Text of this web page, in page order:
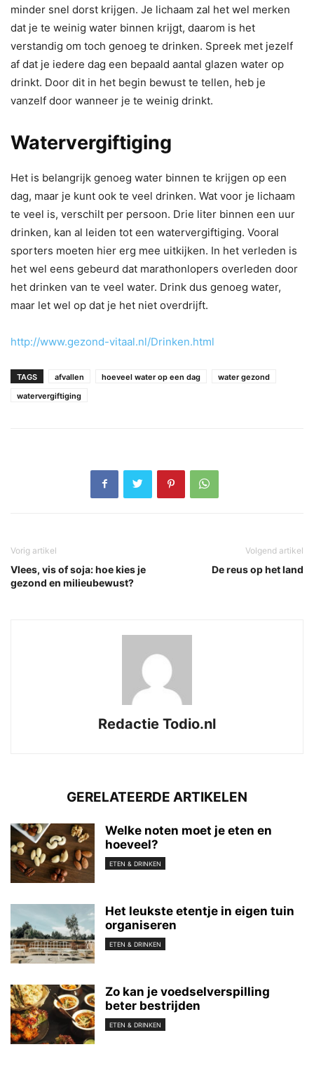
minder snel dorst krijgen. Je lichaam zal het wel merken
dat je te weinig water binnen krijgt, daarom is het
verstandig om toch genoeg te drinken. Spreek met jezelf
af dat je iedere dag een bepaald aantal glazen water op
drinkt. Door dit in het begin bewust te tellen, heb je
vanzelf door wanneer je te weinig drinkt.
Watervergiftiging
Het is belangrijk genoeg water binnen te krijgen op een
dag, maar je kunt ook te veel drinken. Wat voor je lichaam
te veel is, verschilt per persoon. Drie liter binnen een uur
drinken, kan al leiden tot een watervergiftiging. Vooral
sporters moeten hier erg mee uitkijken. In het verleden is
het wel eens gebeurd dat marathonlopers overleden door
het drinken van te veel water. Drink dus genoeg water,
maar let wel op dat je het niet overdrijft.
http://www.gezond-vitaal.nl/Drinken.html
TAGS afvallen hoeveel water op een dag
water gezond
watervergiftiging
Vorig artikel
Vlees, vis of soja: hoe kies je
gezond en milieubewust?
Volgend artikel
De reus op het land
Redactie Todio.nl
GERELATEERDE ARTIKELEN
Welke noten moet je eten en
hoeveel?
ETEN & DRINKEN
Het leukste etentje in eigen tuin
organiseren
ETEN & DRINKEN
Zo kan je voedselverspilling
beter bestrijden
ETEN & DRINKEN